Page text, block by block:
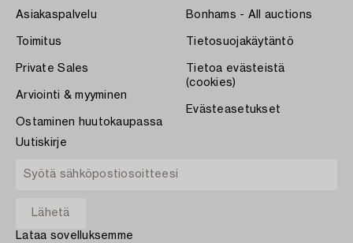
Asiakaspalvelu
Toimitus
Private Sales
Arviointi & myyminen
Ostaminen huutokaupassa
Bonhams - All auctions
Tietosuojakäytäntö
Tietoa evästeistä
(cookies)
Evästeasetukset
Uutiskirje
Lataa sovelluksemme